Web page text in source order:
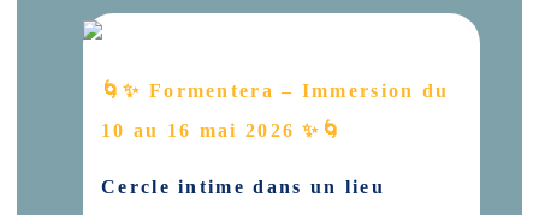
🌀✨ Formentera – Immersion du
10 au 16 mai 2026 ✨🌀
Cercle intime dans un lieu